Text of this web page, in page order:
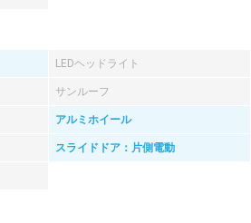
LEDヘッドライト
サンルーフ
アルミホイール
スライドドア：片側電動